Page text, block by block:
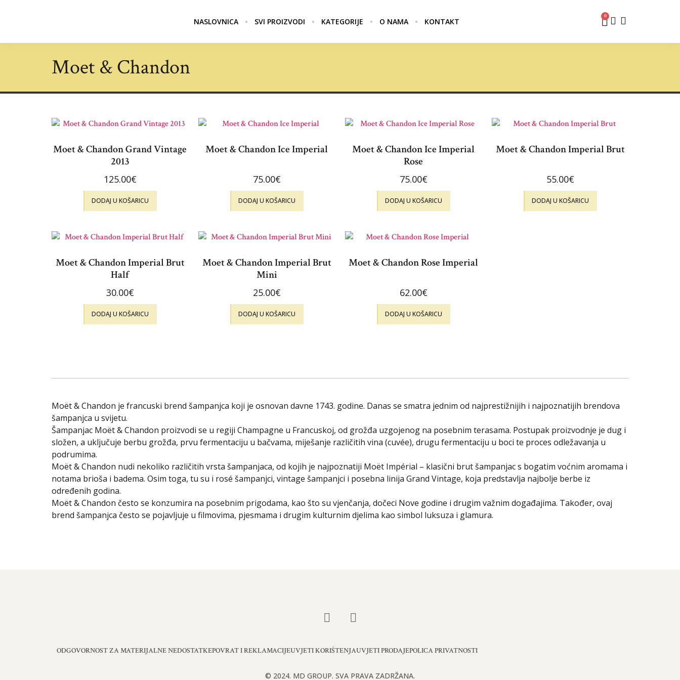
NASLOVNICA SVI PROIZVODI KATEGORIJE O NAMA KONTAKT
0
Moet & Chandon
Moet & Chandon Grand Vintage
2013
125.00€
DODAJ U KOŠARICU
Moet & Chandon Ice Imperial
75.00€
DODAJ U KOŠARICU
Moet & Chandon Ice Imperial
Rose
75.00€
DODAJ U KOŠARICU
Moet & Chandon Imperial Brut
55.00€
DODAJ U KOŠARICU
Moet & Chandon Imperial Brut
Half
30.00€
DODAJ U KOŠARICU
Moet & Chandon Imperial Brut
Mini
25.00€
DODAJ U KOŠARICU
Moet & Chandon Rose Imperial
62.00€
DODAJ U KOŠARICU
Moët & Chandon je francuski brend šampanjca koji je osnovan davne 1743. godine. Danas se smatra jednim od najprestižnijih i najpoznatijih brendova
šampanjca u svijetu.
Šampanjac Moët & Chandon proizvodi se u regiji Champagne u Francuskoj, od grožđa uzgojenog na posebnim terasama. Postupak proizvodnje je dug i
složen, a uključuje berbu grožđa, prvu fermentaciju u bačvama, miješanje različitih vina (cuvée), drugu fermentaciju u boci te proces odležavanja u
podrumima.
Moët & Chandon nudi nekoliko različitih vrsta šampanjaca, od kojih je najpoznatiji Moët Impérial – klasični brut šampanjac s bogatim voćnim aromama i
notama brioša i badema. Osim toga, tu su i rosé šampanjci, vintage šampanjci i posebna linija Grand Vintage, koja predstavlja najbolje berbe iz
određenih godina.
Moët & Chandon često se konzumira na posebnim prigodama, kao što su vjenčanja, dočeci Nove godine i drugim važnim događajima. Također, ovaj
brend šampanjca često se pojavljuje u filmovima, pjesmama i drugim kulturnim djelima kao simbol luksuza i glamura.
ODGOVORNOST ZA MATERIJALNE NEDOSTATKEPOVRAT I REKLAMACIJEUVJETI KORIŠTENJAUVJETI PRODAJEPOLICA PRIVATNOSTI
© 2024. MD GROUP. SVA PRAVA ZADRŽANA.